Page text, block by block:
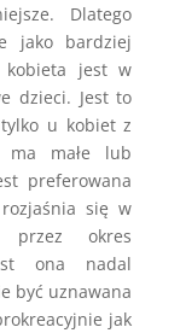
Dlatego
jako bardziej
kobieta jest w
dzieci. Jest to
u kobiet z
ma małe lub
preferowana
się w
przez okres
ona nadal
być uznawana
jak